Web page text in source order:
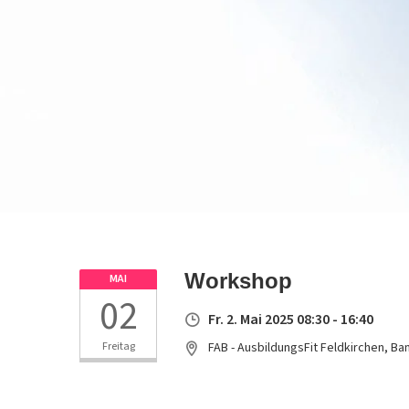
MAI
02
Freitag
Workshop
Fr. 2. Mai 2025 08:30 - 16:40
FAB - AusbildungsFit Feldkirchen,